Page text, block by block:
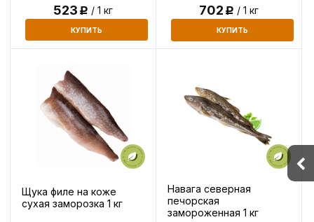
523Р / 1 кг
КУПИТЬ
702Р / 1 кг
КУПИТЬ
Щука филе на коже
сухая заморозка 1 кг
Навага северная
печорская
замороженная 1 кг